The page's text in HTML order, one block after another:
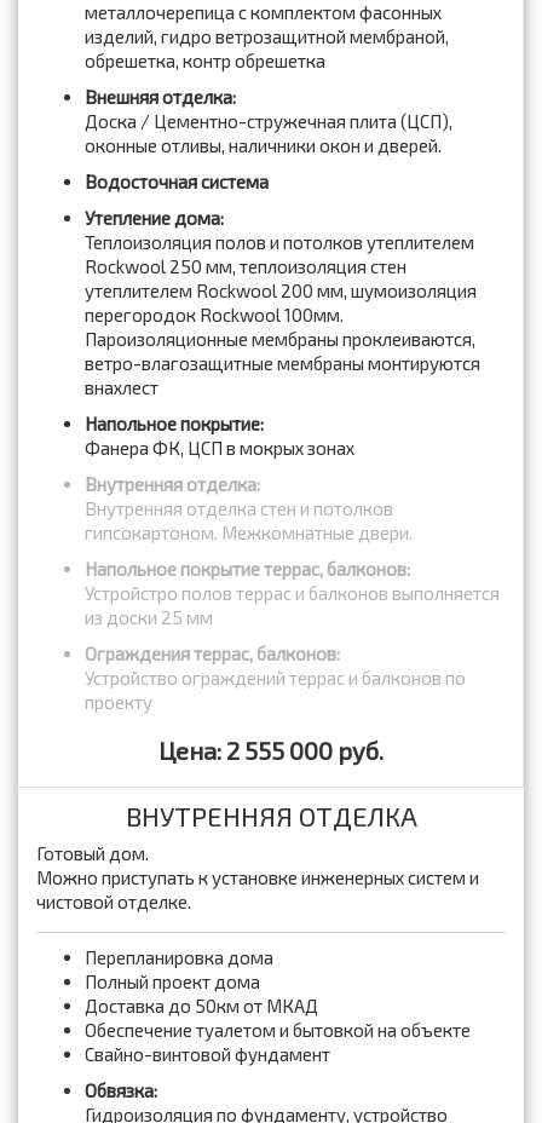
металлочерепица с комплектом фасонных
изделий, гидро ветрозащитной мембраной,
обрешетка, контр обрешетка
Внешняя отделка:
Доска / Цементно-стружечная плита (ЦСП),
оконные отливы, наличники окон и дверей.
Водосточная система
Утепление дома:
Теплоизоляция полов и потолков утеплителем
Rockwool 250 мм, теплоизоляция стен
утеплителем Rockwool 200 мм, шумоизоляция
перегородок Rockwool 100мм.
Пароизоляционные мембраны проклеиваются,
ветро-влагозащитные мембраны монтируются
внахлест
Напольное покрытие:
Фанера ФК, ЦСП в мокрых зонах
Внутренняя отделка:
Внутренняя отделка стен и потолков
гипсокартоном. Межкомнатные двери.
Напольное покрытие террас, балконов:
Устройстро полов террас и балконов выполняется
из доски 25 мм
Ограждения террас, балконов:
Устройство ограждений террас и балконов по
проекту
Цена: 2 555 000 руб.
ВНУТРЕННЯЯ ОТДЕЛКА
Готовый дом.
Можно приступать к установке инженерных систем и
чистовой отделке.
Перепланировка дома
Полный проект дома
Доставка до 50км от МКАД
Обеспечение туалетом и бытовкой на объекте
Свайно-винтовой фундамент
Обвязка:
Гидроизоляция по фундаменту, устройство